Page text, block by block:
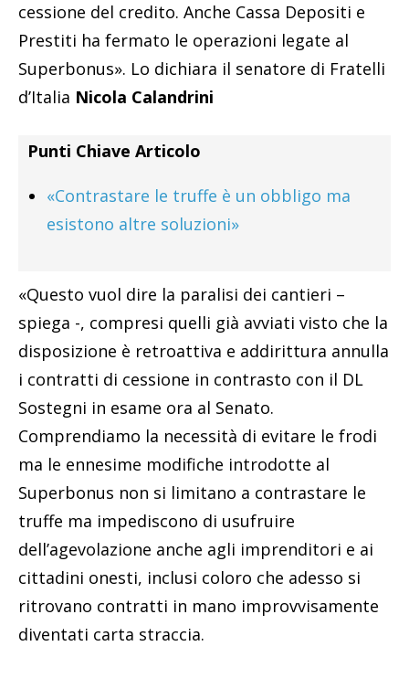
cessione del credito. Anche Cassa Depositi e
Prestiti ha fermato le operazioni legate al
Superbonus». Lo dichiara il senatore di Fratelli
d’Italia Nicola Calandrini
Punti Chiave Articolo
«Contrastare le truffe è un obbligo ma
esistono altre soluzioni»
«Questo vuol dire la paralisi dei cantieri –
spiega -, compresi quelli già avviati visto che la
disposizione è retroattiva e addirittura annulla
i contratti di cessione in contrasto con il DL
Sostegni in esame ora al Senato.
Comprendiamo la necessità di evitare le frodi
ma le ennesime modifiche introdotte al
Superbonus non si limitano a contrastare le
truffe ma impediscono di usufruire
dell’agevolazione anche agli imprenditori e ai
cittadini onesti, inclusi coloro che adesso si
ritrovano contratti in mano improvvisamente
diventati carta straccia.